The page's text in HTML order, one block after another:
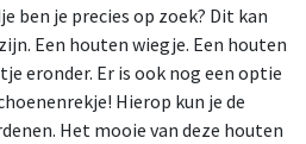
ben je precies op zoek? Dit kan
Een houten wiegje. Een houten
eronder. Er is ook nog een optie
Hierop kun je de
Het mooie van deze houten